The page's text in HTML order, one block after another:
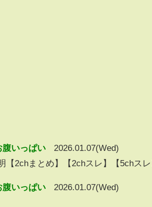
腹いっぱい
2026.01.07(Wed)
【2chまとめ】【2chスレ】【5chス
腹いっぱい 2026.01.07(Wed)